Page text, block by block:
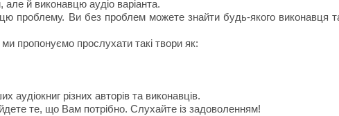
але й виконавцю аудіо варіанта.
проблему. Ви без проблем можете знайти будь-якого виконавця
пропонуємо прослухати такі твори як:
аудіокниг різних авторів та виконавців.
те, що Вам потрібно. Слухайте із задоволенням!